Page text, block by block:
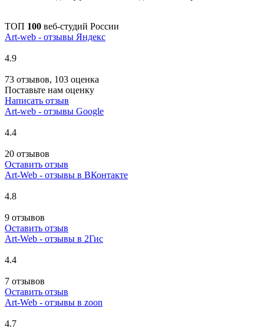
ТОП 100 веб-студий России
Art-web - отзывы Яндекс
4.9
73 отзывов, 103 оценка
Поставьте нам оценку
Написать отзыв
Art-web - отзывы Google
4.4
20 отзывов
Оставить отзыв
Art-Web - отзывы в ВКонтакте
4.8
9 отзывов
Оставить отзыв
Art-Web - отзывы в 2Гис
4.4
7 отзывов
Оставить отзыв
Art-Web - отзывы в zoon
4.7